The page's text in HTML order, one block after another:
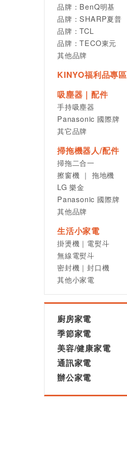
品牌：BenQ明基
品牌：SHARP夏普
品牌：TCL
品牌：TECO東元
其他品牌
KINYO福利品專區
吸塵器｜配件
手持吸塵器
Panasonic 國際牌
其它品牌
掃拖機器人/配件
掃拖二合一
擦窗機 ｜ 拖地機
LG 樂金
Panasonic 國際牌
其他品牌
生活小家電
掛燙機｜電熨斗
無線電熨斗
密封機｜封口機
其他小家電
廚房家電
季節家電
美容/健康家電
通訊家電
辦公家電